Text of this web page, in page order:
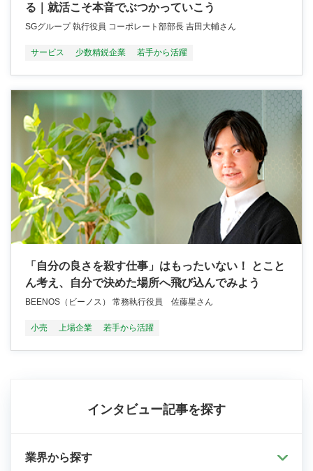
る｜就活こそ本音でぶつかっていこう
SGグループ 執行役員 コーポレート部部長 吉田大輔さん
サービス 少数精鋭企業 若手から活躍
「自分の良さを殺す仕事」はもったいない！ とこと
ん考え、自分で決めた場所へ飛び込んでみよう
BEENOS（ビーノス） 常務執行役員 佐藤星さん
小売 上場企業 若手から活躍
インタビュー記事を探す
業界から探す